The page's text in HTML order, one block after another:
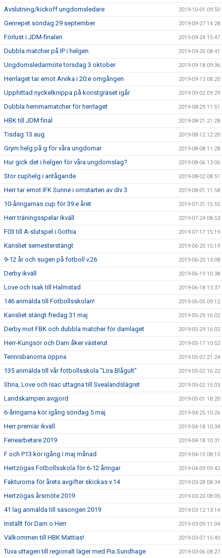
Avslutning/kickoff ungdomsledare 2019-10-01 09:50
Genrepet söndag 29 september 2019-09-27 14:28
Förlust i JDM-finalen 2019-09-24 15:47
Dubbla matcher på IP i helgen 2019-09-20 08:41
Ungdomsledarmöte torsdag 3 oktober 2019-09-18 09:36
Herrlaget tar emot Arvika i 20:e omgången 2019-09-13 08:20
Upphittad nyckelknippa på konstgräset igår 2019-09-02 09:29
Dubbla hemmamatcher för herrlaget 2019-08-29 11:51
HBK till JDM final 2019-08-21 21:28
Tisdag 13 aug 2019-08-12 12:20
Grym helg på g för våra ungdomar 2019-08-08 11:28
Hur gick det i helgen för våra ungdomslag? 2019-08-06 13:06
Stor cuphelg i antågande 2019-08-02 08:51
Herr tar emot IFK Sunne i omstarten av div 3 2019-08-01 11:58
10-åringarnas cup för 39:e året 2019-07-31 15:55
Herr träningsspelar ikväll 2019-07-24 08:53
F03 till A-slutspel i Gothia 2019-07-17 15:19
Kansliet semesterstängt 2019-06-20 15:19
9-12 år och sugen på fotboll v.26 2019-06-20 13:08
Derby ikväll 2019-06-19 10:38
Love och Isak till Halmstad 2019-06-18 13:37
146 anmälda till Fotbollsskolan! 2019-06-05 09:12
Kansliet stängt fredag 31 maj 2019-05-29 16:02
Derby mot FBK och dubbla matcher för damlaget 2019-05-29 16:02
Herr-Kungsör och Dam åker västerut 2019-05-17 10:52
Tennisbanorna öppna 2019-05-07 21:24
135 anmälda till vår fotbollsskola "Lira Blågult" 2019-05-02 16:22
Stina, Love och Isac uttagna till Svealandslägret 2019-05-02 15:03
Landskampen avgjord 2019-05-01 18:20
6-åringarna kör igång söndag 5 maj 2019-04-25 10:26
Herr premiär ikväll 2019-04-18 10:34
Feriearbetare 2019 2019-04-18 10:31
F och P13 kör igång i maj månad 2019-04-10 08:15
Hertzögas Fotbollsskola för 6-12 åringar 2019-04-09 09:42
Fakturorna för årets avgifter skickas v.14 2019-03-28 08:34
Hertzögas årsmöte 2019 2019-03-20 08:05
41 lag anmälda till säsongen 2019 2019-03-12 13:14
Inställt för Dam o Herr 2019-03-09 11:04
Välkommen till HBK Mattias! 2019-03-07 15:40
Tuva uttagen till regionalt läger med Pia Sundhage 2019-03-06 08:27